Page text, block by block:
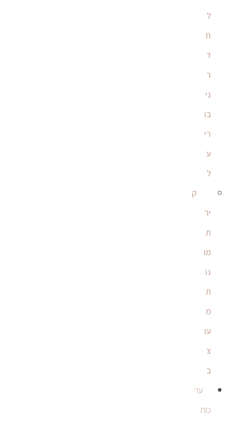
ל
ח
ד
ר
גי
בו
רי
ע
ל
ק
יר
ת
מו
נו
ת
מ
עו
צ
ב
ער
כות